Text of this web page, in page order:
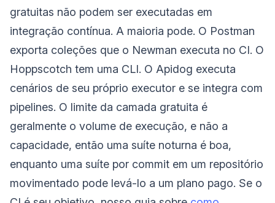
gratuitas não podem ser executadas em
integração contínua. A maioria pode. O Postman
exporta coleções que o Newman executa no CI. O
Hoppscotch tem uma CLI. O Apidog executa
cenários de seu próprio executor e se integra com
pipelines. O limite da camada gratuita é
geralmente o volume de execução, e não a
capacidade, então uma suíte noturna é boa,
enquanto uma suíte por commit em um repositório
movimentado pode levá-lo a um plano pago. Se o